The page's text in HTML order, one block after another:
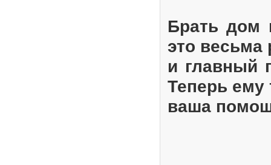
Брать дом
это весьма
и главный
Теперь ему
ваша